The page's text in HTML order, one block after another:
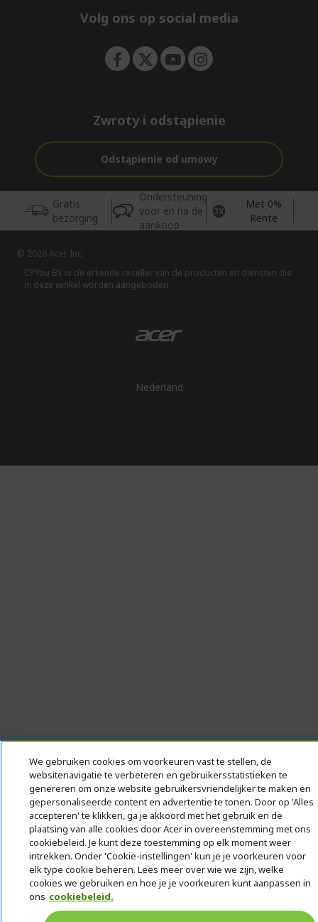
e
Volg ons op social media
Zwroty i odstąpienie
Odstąpienie od umowy
Gratis
bezorging
Ondersteuning
voor en na de
aankoop
Met 0%
Rente
© 2026 Acer Inc.
CPYou BV is de erkende reseller van de producten en diensten die
in deze winkel worden aangeboden.
Nederland
We gebruiken cookies om voorkeuren vast te stellen, de
websitenavigatie te verbeteren en gebruikersstatistieken te
genereren om onze website gebruikersvriendelijker te maken en
gepersonaliseerde content en advertentie te tonen. Door op 'Alles
accepteren' te klikken, ga je akkoord met het gebruik en de
plaatsing van alle cookies door Acer in overeenstemming met ons
cookiebeleid. Je kunt deze toestemming op elk moment weer
intrekken. Onder 'Cookie-instellingen' kun je je voorkeuren voor
elk type cookie beheren. Lees meer over wie we zijn, welke
cookies we gebruiken en hoe je je voorkeuren kunt aanpassen in
ons cookiebeleid.